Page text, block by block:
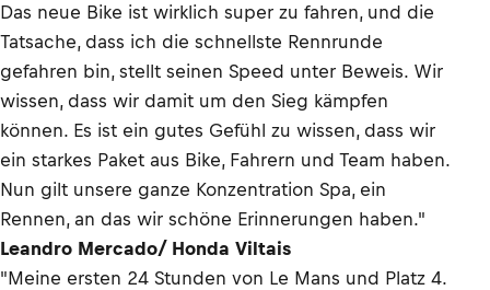
Das neue Bike ist wirklich super zu fahren, und die
Tatsache, dass ich die schnellste Rennrunde
gefahren bin, stellt seinen Speed unter Beweis. Wir
wissen, dass wir damit um den Sieg kämpfen
können. Es ist ein gutes Gefühl zu wissen, dass wir
ein starkes Paket aus Bike, Fahrern und Team haben.
Nun gilt unsere ganze Konzentration Spa, ein
Rennen, an das wir schöne Erinnerungen haben."
Leandro Mercado/ Honda Viltais
"Meine ersten 24 Stunden von Le Mans und Platz 4.